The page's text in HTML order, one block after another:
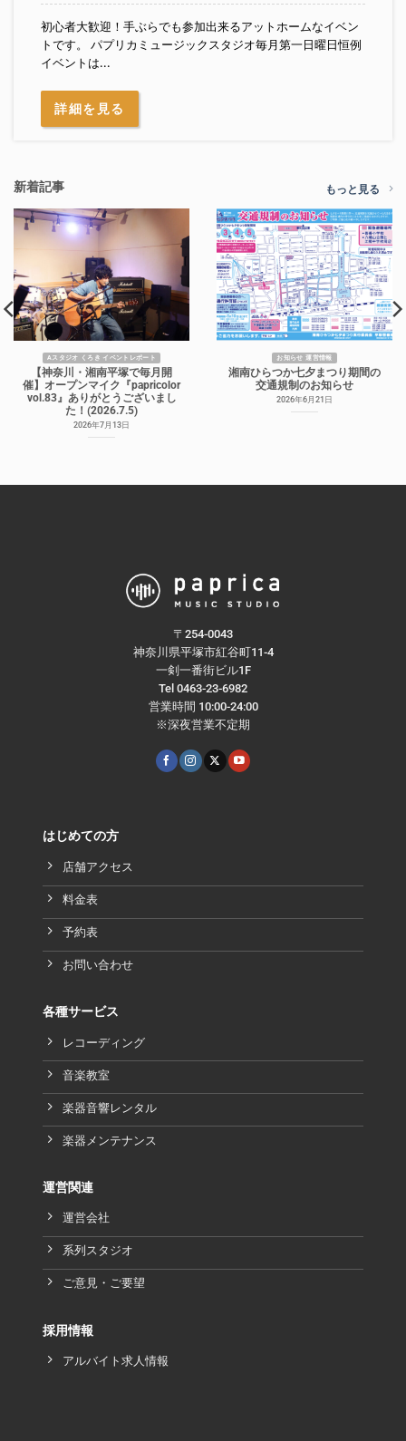
初心者大歓迎！手ぶらでも参加出来るアットホームなイベン
トです。 パプリカミュージックスタジオ毎月第一日曜日恒例
イベントは...
詳細を見る
新着記事 もっと見る
Aスタジオ くろき イベントレポート
【神奈川・湘南平塚で毎月開
催】オープンマイク『papricolor
vol.83』ありがとうございまし
た！(2026.7.5)
2026年7月13日
お知らせ 運営情報
湘南ひらつか七夕まつり期間の
交通規制のお知らせ
2026年6月21日
〒254-0043
神奈川県平塚市紅谷町11-4
一剣一番街ビル1F
Tel 0463-23-6982
営業時間 10:00-24:00
※深夜営業不定期
はじめての方
店舗アクセス
料金表
予約表
お問い合わせ
各種サービス
レコーディング
音楽教室
楽器音響レンタル
楽器メンテナンス
運営関連
運営会社
系列スタジオ
ご意見・ご要望
採用情報
アルバイト求人情報